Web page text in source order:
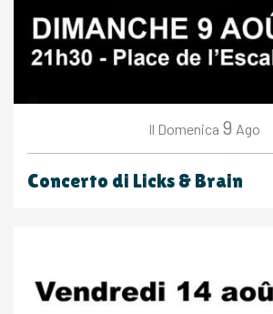
Il Domenica 9 Ago
Concerto di Licks & Brain